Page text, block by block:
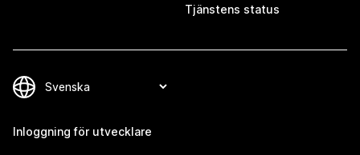
Tjänstens status
Inloggning för utvecklare